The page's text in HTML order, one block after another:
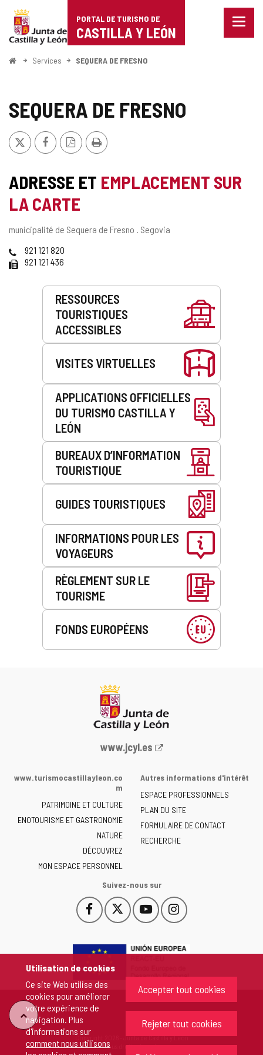
Utilisation de cookies
Ce site Web utilise des
cookies pour améliorer
votre expérience de
navigation. Plus
d'informations sur
comment nous utilisons
Accepter tout cookies
Rejeter tout cookies
Portal
de
Turismo
Castilla
León
PORTAL DE TURISMO DE
CASTILLA Y LEÓN
Menu
<
Services SEQUERA DE FRESNO
SEQUERA DE FRESNO
X FacebookVersion
PDF
Imprimer
ADRESSE ET EMPLACEMENT SUR
LA CARTE
Adresse
municipalité de Sequera de Fresno . Segovia
Téléphones
921 121 820
Fax 921 121 436
Prestations
RESSOURCES
TOURISTIQUES
ACCESSIBLES
VISITES VIRTUELLES
APPLICATIONS OFFICIELLES
DU TURISMO CASTILLA Y
LEÓN
BUREAUX D’INFORMATION
TOURISTIQUE
GUIDES TOURISTIQUES
INFORMATIONS POUR LES
VOYAGEURS
RÈGLEMENT SUR LE
TOURISME
FONDS EUROPÉENS
Portail
la
de
Castilla
y
León
-
www.jcyl.es
www.turismocastillayleon.co
m
PATRIMOINE ET CULTURE
ENOTOURISME ET GASTRONOMIE
NATURE
DÉCOUVREZ
MON ESPACE PERSONNEL
Autres informations d'intérêt
ESPACE PROFESSIONNELS
PLAN DU SITE
FORMULAIRE DE CONTACT
RECHERCHE
Suivez-nous sur
Facebook
Este
enlace
abrirá
una
ventana
nueva.
Este
enlace
abrirá
ventana
nueva.
YouTube
Este
enlace
abrirá
ventana
nueva.
Instagram
Este
enlace
abrirá
ventana
nueva.
"Retour
Copyright 2026 - Junta de Castilla y León
Tous droits réservés